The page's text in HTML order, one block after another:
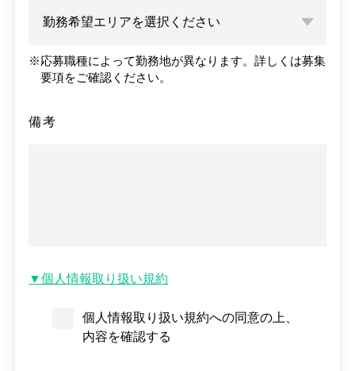
※応募職種によって勤務地が異なります。詳しくは募集
要項をご確認ください。
備考
▼個人情報取り扱い規約
個人情報取り扱い規約への同意の上、
内容を確認する